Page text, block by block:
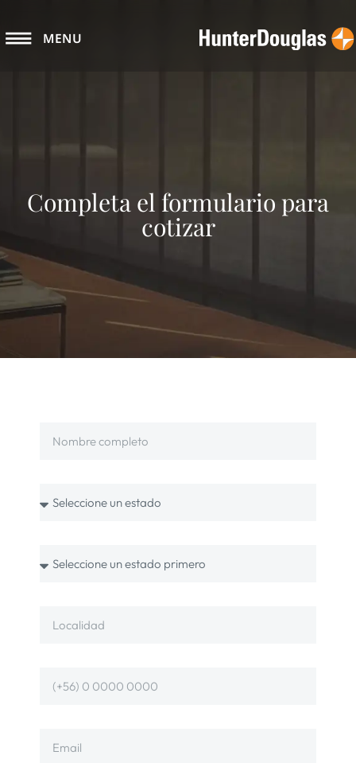
MENU
Completa el formulario para
cotizar